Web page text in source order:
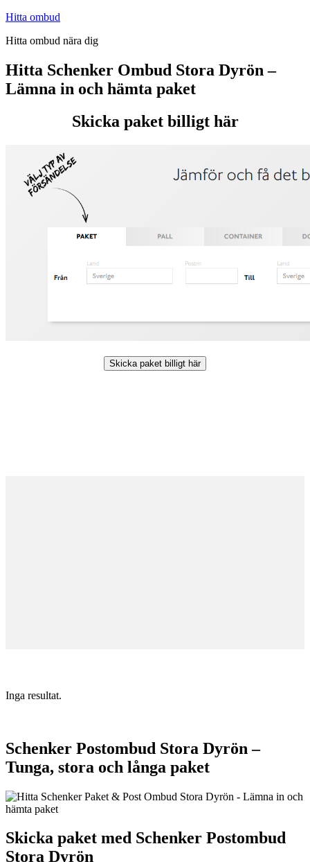
Hoppa
innehåll
Hitta ombud
Hitta ombud nära dig
Hitta Schenker Ombud Stora Dyrön –
Lämna in och hämta paket
Skicka paket billigt här
Skicka paket billigt här
Inga resultat.
Schenker Postombud Stora Dyrön –
Tunga, stora och långa paket
Skicka paket med Schenker Postombud
Stora Dyrön